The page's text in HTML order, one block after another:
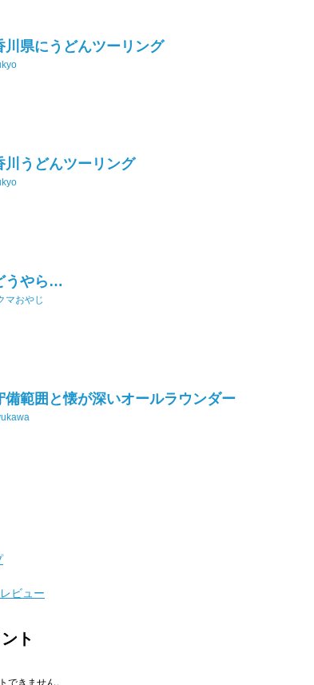
川県にうどんツーリング
川うどんツーリング
うやら…
マおやじ
備範囲と懐が深いオールラウンダー
ビュー
ト
できません。